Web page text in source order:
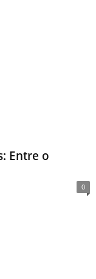
Entre o
0